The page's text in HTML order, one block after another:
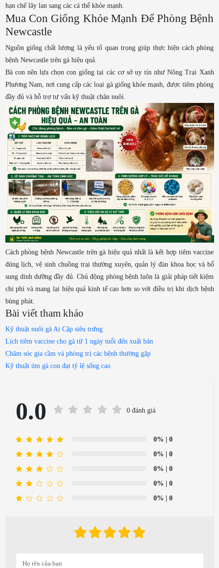
hạn chế lây lan sang các cá thể khỏe mạnh.
Mua Con Giống Khỏe Mạnh Để Phòng Bệnh
Newcastle
Nguồn giống chất lượng là yếu tố quan trọng giúp thực hiện cách phòng
bệnh Newcastle trên gà hiệu quả.
Bà con nên lựa chọn con giống tại các cơ sở uy tín như Nông Trại Xanh
Phương Nam, nơi cung cấp các loại gà giống khỏe mạnh, được tiêm phòng
đầy đủ và hỗ trợ tư vấn kỹ thuật chăn nuôi.
Cách phòng bệnh Newcastle trên gà hiệu quả nhất là kết hợp tiêm vaccine
đúng lịch, vệ sinh chuồng trại thường xuyên, quản lý đàn khoa học và bổ
sung dinh dưỡng đầy đủ. Chủ động phòng bệnh luôn là giải pháp tiết kiệm
chi phí và mang lại hiệu quả kinh tế cao hơn so với điều trị khi dịch bệnh
bùng phát.
Bài viết tham khảo
Kỹ thuật nuôi gà Ai Cập siêu trứng
Lịch tiêm vaccine cho gà từ 1 ngày tuổi đến xuất bán
Chăm sóc gia cầm và phòng trị các bệnh thường gặp
Kỹ thuật úm gà con đạt tỷ lệ sống cao
0.0 0 đánh giá
0% | 0
0% | 0
0% | 0
0% | 0
0% | 0